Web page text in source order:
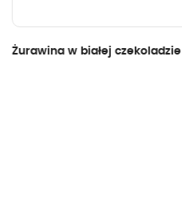
Żurawina w białej czekoladzie